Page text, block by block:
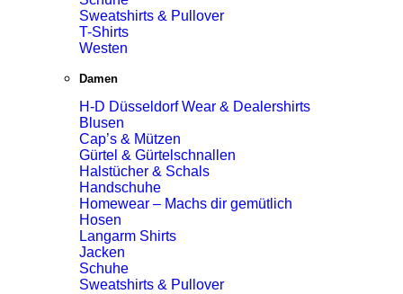
Sweatshirts & Pullover
T-Shirts
Westen
Damen
H-D Düsseldorf Wear & Dealershirts
Blusen
Cap’s & Mützen
Gürtel & Gürtelschnallen
Halstücher & Schals
Handschuhe
Homewear – Machs dir gemütlich
Hosen
Langarm Shirts
Jacken
Schuhe
Sweatshirts & Pullover